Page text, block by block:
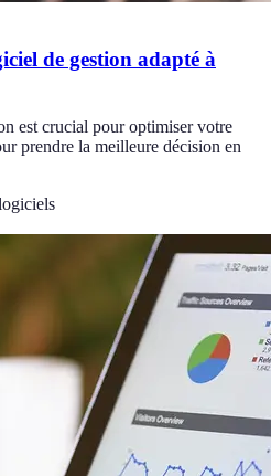
de gestion adapté à
est crucial pour optimiser votre
prendre la meilleure décision en